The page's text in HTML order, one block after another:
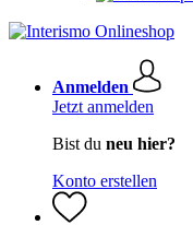
Anmelden
Jetzt anmelden
Bist du neu hier?
Konto erstellen